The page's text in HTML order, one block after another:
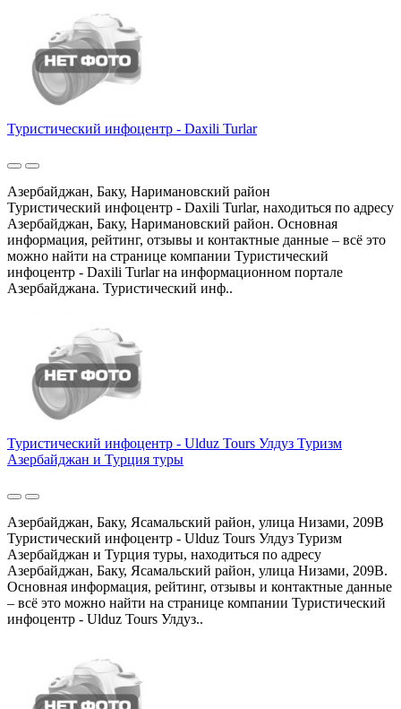
Туристический инфоцентр - Daxili Turlar
Азербайджан, Баку, Наримановский район
Туристический инфоцентр - Daxili Turlar, находиться по адресу
Азербайджан, Баку, Наримановский район. Основная
информация, рейтинг, отзывы и контактные данные – всё это
можно найти на странице компании Туристический
инфоцентр - Daxili Turlar на информационном портале
Азербайджана. Туристический инф..
Туристический инфоцентр - Ulduz Tours Улдуз Туризм
Азербайджан и Турция туры
Азербайджан, Баку, Ясамальский район, улица Низами, 209B
Туристический инфоцентр - Ulduz Tours Улдуз Туризм
Азербайджан и Турция туры, находиться по адресу
Азербайджан, Баку, Ясамальский район, улица Низами, 209B.
Основная информация, рейтинг, отзывы и контактные данные
– всё это можно найти на странице компании Туристический
инфоцентр - Ulduz Tours Улдуз..